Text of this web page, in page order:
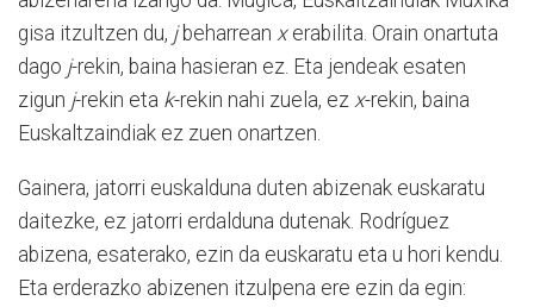
gisa itzultzen du, jbeharrean xerabilita. Orain onartuta
dago j-rekin, baina hasieran ez. Eta jendeak esaten
zigun j-rekin eta k-rekin nahi zuela, ez x-rekin, baina
Euskaltzaindiak ez zuen onartzen.
Gainera, jatorri euskalduna duten abizenak euskaratu
daitezke, ez jatorri erdalduna dutenak. Rodríguez
abizena, esaterako, ezin da euskaratu eta u hori kendu.
Eta erderazko abizenen itzulpena ere ezin da egin: